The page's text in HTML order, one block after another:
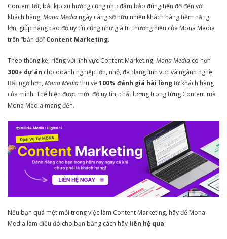
Content tốt, bắt kịp xu hướng cũng như đảm bảo đúng tiến độ đến với
khách hàng, Mona Media ngày càng sỡ hữu nhiều khách hàng tiềm năng
lớn, giúp nâng cao độ uy tín cũng như giá trị thương hiệu của Mona Media
trên “bản đồ” Content Marketing.
Theo thống kê, riêng với lĩnh vực Content Marketing, Mona Media có hơn
300+ dự án cho doanh nghiệp lớn, nhỏ, đa dạng lĩnh vực và ngành nghề.
Bất ngờ hơn, Mona Mediathu về 100% đánh giá hài lòngtừ khách hàng
của mình. Thể hiện được mức độ uy tín, chất lượng trong từng Content mà
Mona Media mang đến.
Nếu bạn quá mệt mỏi trong việc làm Content Marketing, hãy để Mona
Media làm điều đó cho bạn bằng cách hãy liên hệ qua: